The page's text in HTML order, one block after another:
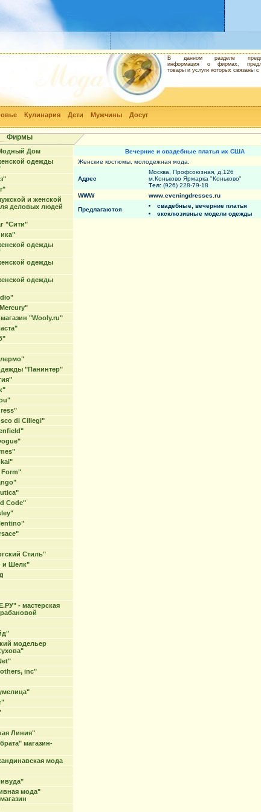
Кулинария Дети Мужчины Досуг
В данном разделе
информация о фирмах,
товары и услуги которых связаны с
Фирмы
Дом
одежды
и женской
деловых людей
"Сити"
одежды
одежды
одежды
"Wooly.ru"
"Панинтер"
di Ciliegi"
Form"
Code"
Стиль"
и Шелк"
- мастерская
модельер
inc"
Линия"
магазин-
мода
мода"
Вечерние и свадебные платья их США
Женские костюмы, молодежная мода.
Адрес
Москва, Профсоюзная, д.126
м.Коньково Ярмарка "Коньково"
Тел: (926) 228-79-18
WWW
www.eveningdresses.ru
Предлагаются
свадебные, вечерние платья
эксклюзивные модели одежды